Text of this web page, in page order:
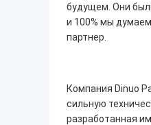
будущем. Они
и 100% мы
партнер.
Компания Dinuo
сильную
разработанная